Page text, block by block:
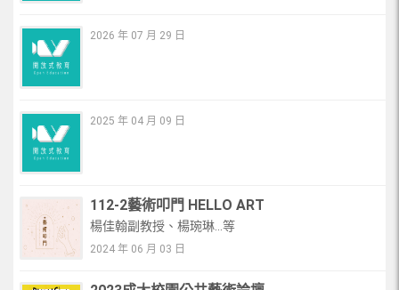
2026 年 07 月 29 日
2025 年 04 月 09 日
112-2藝術叩門 HELLO ART
楊佳翰副教授、楊琬琳...等
2024 年 06 月 03 日